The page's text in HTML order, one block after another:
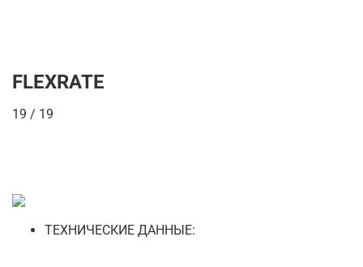
FLEXRATE
19 / 19
ТЕХНИЧЕСКИЕ ДАННЫЕ: